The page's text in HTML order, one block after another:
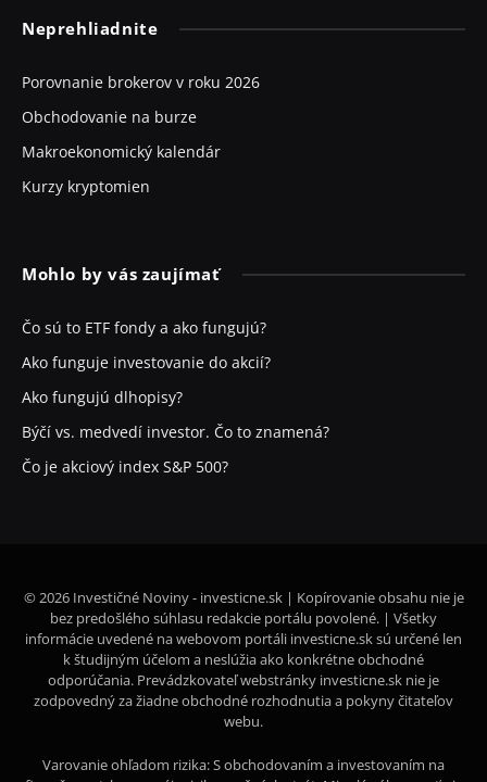
Neprehliadnite
Porovnanie brokerov v roku 2026
Obchodovanie na burze
Makroekonomický kalendár
Kurzy kryptomien
Mohlo by vás zaujímať
Čo sú to ETF fondy a ako fungujú?
Ako funguje investovanie do akcií?
Ako fungujú dlhopisy?
Býčí vs. medvedí investor. Čo to znamená?
Čo je akciový index S&P 500?
© 2026 Investičné Noviny - investicne.sk | Kopírovanie obsahu nie je
bez predošlého súhlasu redakcie portálu povolené. | Všetky
informácie uvedené na webovom portáli investicne.sk sú určené len
k študijným účelom a neslúžia ako konkrétne obchodné
odporúčania. Prevádzkovateľ webstránky investicne.sk nie je
zodpovedný za žiadne obchodné rozhodnutia a pokyny čitateľov
webu.
Varovanie ohľadom rizika: S obchodovaním a investovaním na